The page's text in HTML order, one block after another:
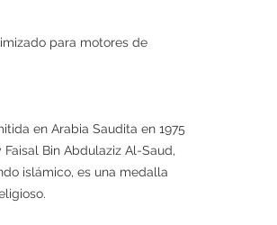
para motores de
en Arabia Saudita en 1975
Bin Abdulaziz Al-Saud,
islámico, es una medalla